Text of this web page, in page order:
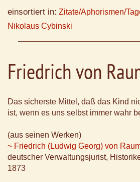
einsortiert in: Zitate/Aphorismen/
Nikolaus Cybinski
Friedrich von
Das sicherste Mittel, daß das Kind
ist, wenn es uns selbst immer wahr
(aus seinen Werken)
~ Friedrich (Ludwig Georg) von
deutscher Verwaltungsjurist,
1873